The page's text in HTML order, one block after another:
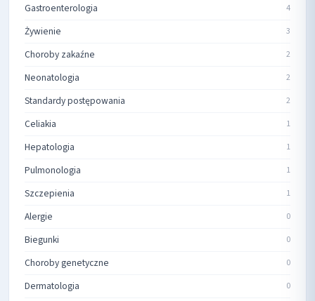
Gastroenterologia 4
Żywienie 3
Choroby zakaźne 2
Neonatologia 2
Standardy postępowania 2
Celiakia 1
Hepatologia 1
Pulmonologia 1
Szczepienia 1
Alergie 0
Biegunki 0
Choroby genetyczne 0
Dermatologia 0